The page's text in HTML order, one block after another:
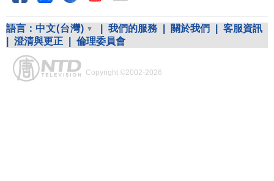
語言： 中文(台灣) 我們的服務 關於我們
客服資訊
澄清與更正 倫理委員會
Copyright ©2002-2026